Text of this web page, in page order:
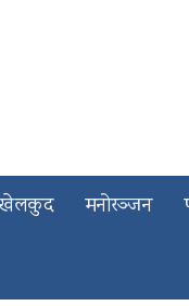
खेलकुद मनोरञ्जन